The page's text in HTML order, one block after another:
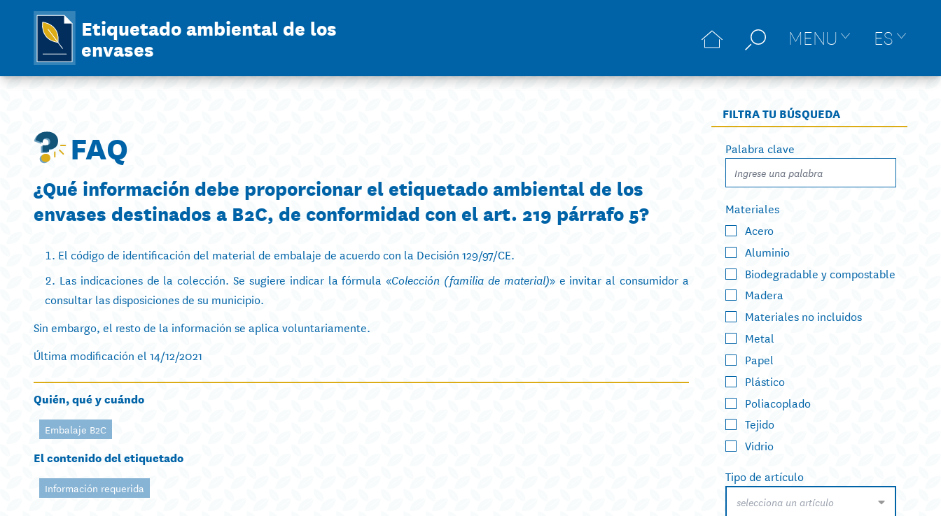
Etiquetado ambiental de los
envases MENU ES
FAQ
¿Qué información debe proporcionar el etiquetado ambiental de los
envases destinados a B2C, de conformidad con el art. 219 párrafo 5?
El código de identificación del material de embalaje de acuerdo con la Decisión 129/97/CE.
Las indicaciones de la colección. Se sugiere indicar la fórmula «Colección (familia de material)» e invitar al consumidor a
consultar las disposiciones de su municipio.
Sin embargo, el resto de la información se aplica voluntariamente.
Última modificación el 14/12/2021
Quién, qué y cuándo
Embalaje B2C
El contenido del etiquetado
Información requerida
FILTRA TU BÚSQUEDA
Palabra clave
Materiales
Acero
Aluminio
Biodegradable y compostable
Madera
Materiales no incluidos
Metal
Papel
Plástico
Poliacoplado
Tejido
Vidrio
Tipo de artículo
selecciona un artículo